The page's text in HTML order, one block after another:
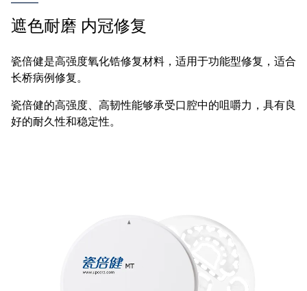
遮色耐磨 内冠修复
瓷倍健是高强度氧化锆修复材料，适用于功能型修复，适合
长桥病例修复。
瓷倍健的高强度、高韧性能够承受口腔中的咀嚼力，具有良
好的耐久性和稳定性。